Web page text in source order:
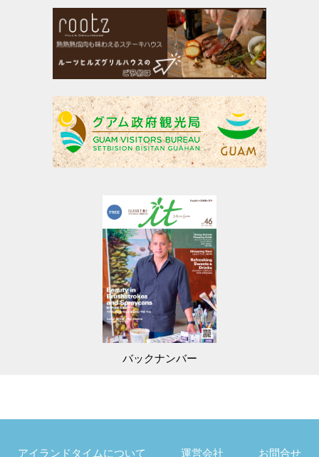
バックナンバー
アイランドタイムについて 運営会社 お問合せ